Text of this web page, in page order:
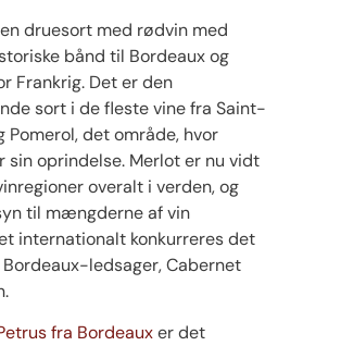
druesort med rødvin med
bånd til Bordeaux og
Frankrig. Det er den
sort i de fleste vine fra Saint-
Pomerol, det område, hvor
sin oprindelse. Merlot er nu vidt
overalt i verden, og
til mængderne af vin
internationalt konkurreres det
Bordeaux-ledsager, Cabernet
fra Bordeauxer det